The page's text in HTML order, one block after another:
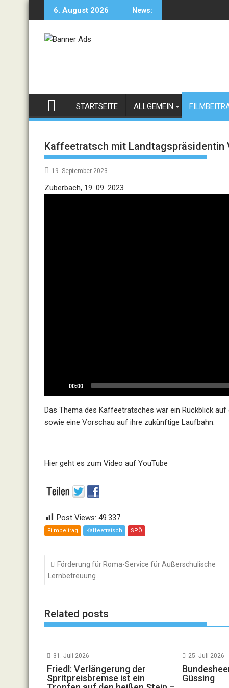
6. August 2026 News:
STARTSEITE ALLGEMEIN
Kaffeetratsch mit Landtagspräsidentin
19. September 2023
Zuberbach, 19. 09. 2023
00:00
Das Thema des Kaffeetratsches war ein Rückblick
sowie eine Vorschau auf ihre zukünftige Laufbahn.
Hier geht es zum Video auf YouTube
Post Views: 49.337
Filmbeitrag Kaffeetratsch SPÖ
Beitragsnavigation
Förderung für Roma-Service für Außerschulische
Lernbetreuung
Related posts
31. Juli 2026
Friedl: Verlängerung der
Spritpreisbremse ist ein
25. Juli 2026
Güssing